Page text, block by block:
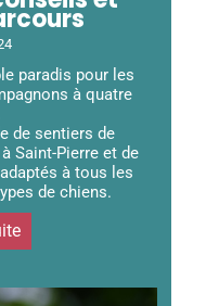
paradis pour les
à quatre
de sentiers de
Saint-Pierre et de
à tous les
de chiens.